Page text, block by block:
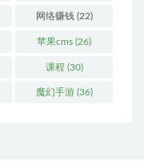
网络赚钱(22)
苹果cms (26)
课程 (30)
魔幻手游(36)